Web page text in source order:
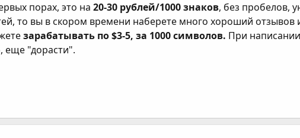
порах, это на 20-30 рублей/1000 знаков, без пробелов,
то вы в скором времени наберете много хороший
зарабатывать по $3-5, за 1000 символов. При
еще "дорасти".